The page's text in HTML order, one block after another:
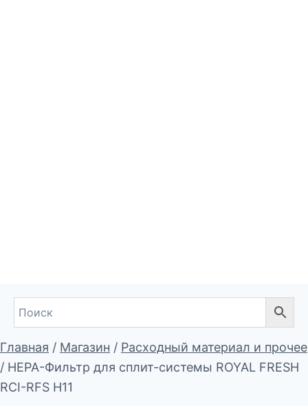
Главная / Магазин / Расходный материал и прочее
/ HEPA-Фильтр для сплит-системы ROYAL FRESH
RCI-RFS H11